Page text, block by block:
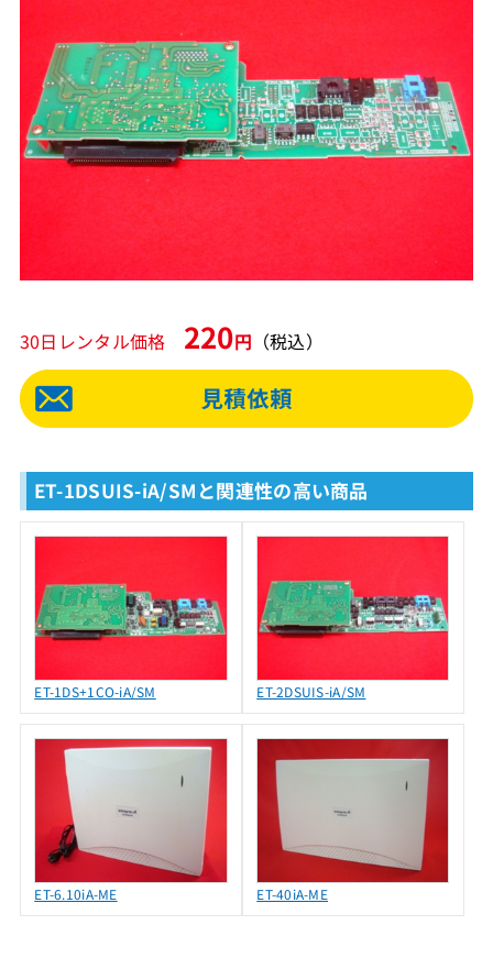
30日レンタル価格 220円 （税込）
ET-1DSUIS-iA/SMと関連性の高い商品
ET-1DS+1CO-iA/SM ET-2DSUIS-iA/SM
ET-6.10iA-ME ET-40iA-ME